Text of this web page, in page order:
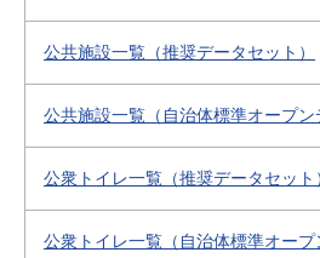
公共施設一覧（推奨データセット）
公共施設一覧（自治体標準オープン
公衆トイレ一覧（推奨データセット
公衆トイレ一覧（自治体標準オープ